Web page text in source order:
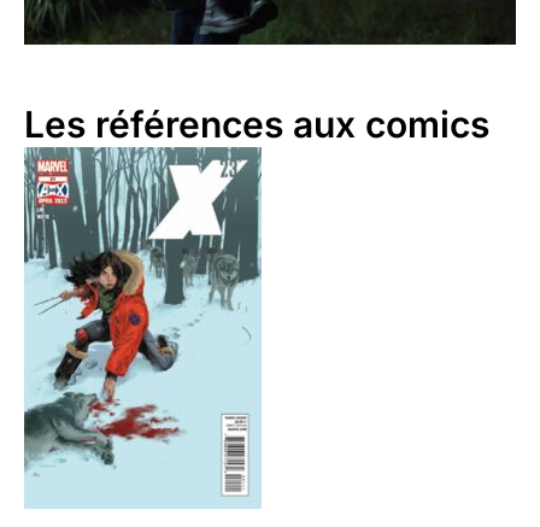
Les références aux comics